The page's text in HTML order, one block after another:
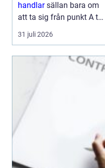
handlarsällan bara om
att ta sig från punkt A till
punkt B. För många är
resan en viktig del av
semestern. En pålitlig
taxiresa kan betyda att
31 juli 2026